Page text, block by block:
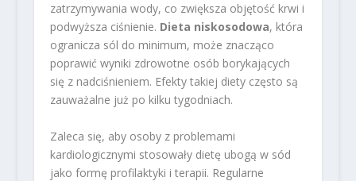
zatrzymywania wody, co zwiększa objętość krwi i
podwyższa ciśnienie. Dieta niskosodowa, która
ogranicza sól do minimum, może znacząco
poprawić wyniki zdrowotne osób borykających
się z nadciśnieniem. Efekty takiej diety często są
zauważalne już po kilku tygodniach.
Zaleca się, aby osoby z problemami
kardiologicznymi stosowały dietę ubogą w sód
jako formę profilaktyki i terapii. Regularne